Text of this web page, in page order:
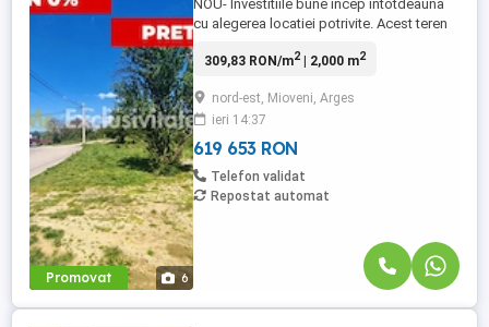
Promovat 6
NOU- Investitiile bune incep intotdeauna
cu alegerea locatiei potrivite. Acest teren
Egalitatii iti ofera exact combinatia pe care
potential excelent de dezvoltare. -
Suprafata totala: 2.000 mp - Front stradal:
15,22 ml - Acces ...
309,83 RON/m2| 2,000 m2
nord-est, Mioveni, Arges
ieri 14:37
619 653 RON
Telefon validat
Repostat automat